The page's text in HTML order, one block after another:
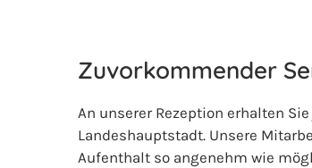
Zuvorkommender
An unserer Rezeption erhalten
Landeshauptstadt. Unsere
Aufenthalt so angenehm wie